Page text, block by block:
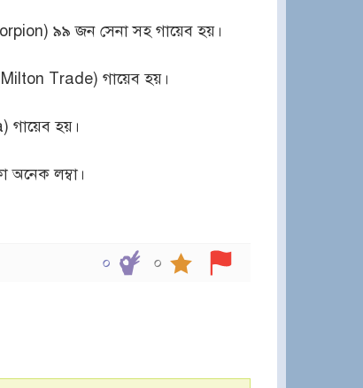
৯৯ জন সেনা সহ গায়েব হয়।
(Milton Trade) গায়েব হয়।
গায়েব হয়।
অনেক লম্বা।
০
০